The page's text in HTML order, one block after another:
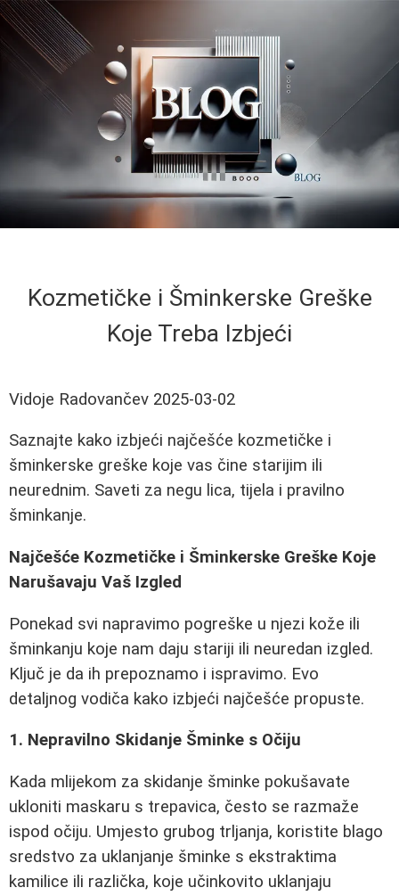
Kozmetičke i Šminkerske Greške
Koje Treba Izbjeći
Vidoje Radovančev 2025-03-02
Saznajte kako izbjeći najčešće kozmetičke i
šminkerske greške koje vas čine starijim ili
neurednim. Saveti za negu lica, tijela i pravilno
šminkanje.
Najčešće Kozmetičke i Šminkerske Greške Koje
Narušavaju Vaš Izgled
Ponekad svi napravimo pogreške u njezi kože ili
šminkanju koje nam daju stariji ili neuredan izgled.
Ključ je da ih prepoznamo i ispravimo. Evo
detaljnog vodiča kako izbjeći najčešće propuste.
1. Nepravilno Skidanje Šminke s Očiju
Kada mlijekom za skidanje šminke pokušavate
ukloniti maskaru s trepavica, često se razmaže
ispod očiju. Umjesto grubog trljanja, koristite blago
sredstvo za uklanjanje šminke s ekstraktima
kamilice ili različka, koje učinkovito uklanjaju